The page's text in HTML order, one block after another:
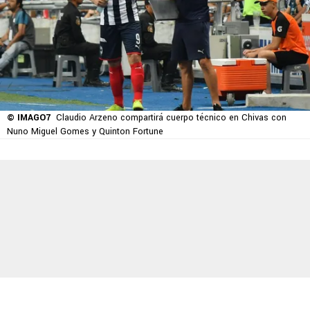
© IMAGO7 Claudio Arzeno compartirá cuerpo técnico en Chivas con
Nuno Miguel Gomes y Quinton Fortune